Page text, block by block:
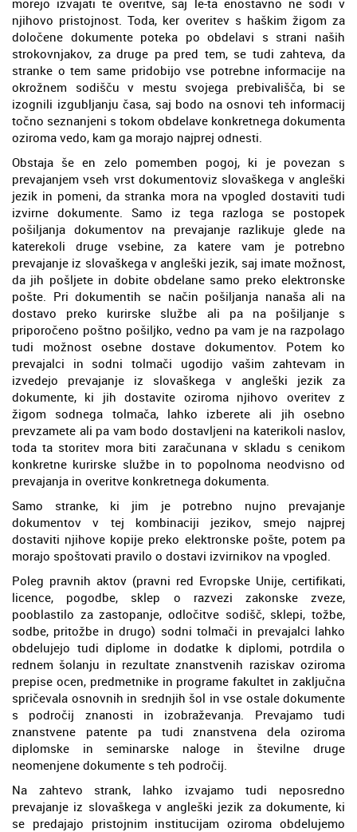
njihovo pristojnost. Toda, ker overitev s haškim žigom za
določene dokumente poteka po obdelavi s strani naših
strokovnjakov, za druge pa pred tem, se tudi zahteva, da
stranke o tem same pridobijo vse potrebne informacije na
okrožnem sodišču v mestu svojega prebivališča, bi se
izognili izgubljanju časa, saj bodo na osnovi teh informacij
točno seznanjeni s tokom obdelave konkretnega dokumenta
oziroma vedo, kam ga morajo najprej odnesti.
Obstaja še en zelo pomemben pogoj, ki je povezan s
prevajanjem vseh vrst dokumentoviz slovaškega v angleški
jezik in pomeni, da stranka mora na vpogled dostaviti tudi
izvirne dokumente. Samo iz tega razloga se postopek
pošiljanja dokumentov na prevajanje razlikuje glede na
katerekoli druge vsebine, za katere vam je potrebno
prevajanje iz slovaškega v angleški jezik, saj imate možnost,
da jih pošljete in dobite obdelane samo preko elektronske
pošte. Pri dokumentih se način pošiljanja nanaša ali na
dostavo preko kurirske službe ali pa na pošiljanje s
priporočeno poštno pošiljko, vedno pa vam je na razpolago
tudi možnost osebne dostave dokumentov. Potem ko
prevajalci in sodni tolmači ugodijo vašim zahtevam in
izvedejo prevajanje iz slovaškega v angleški jezik za
dokumente, ki jih dostavite oziroma njihovo overitev z
žigom sodnega tolmača, lahko izberete ali jih osebno
prevzamete ali pa vam bodo dostavljeni na katerikoli naslov,
toda ta storitev mora biti zaračunana v skladu s cenikom
konkretne kurirske službe in to popolnoma neodvisno od
prevajanja in overitve konkretnega dokumenta.
Samo stranke, ki jim je potrebno nujno prevajanje
dokumentov v tej kombinaciji jezikov, smejo najprej
dostaviti njihove kopije preko elektronske pošte, potem pa
morajo spoštovati pravilo o dostavi izvirnikov na vpogled.
Poleg pravnih aktov (pravni red Evropske Unije, certifikati,
licence, pogodbe, sklep o razvezi zakonske zveze,
pooblastilo za zastopanje, odločitve sodišč, sklepi, tožbe,
sodbe, pritožbe in drugo) sodni tolmači in prevajalci lahko
obdelujejo tudi diplome in dodatke k diplomi, potrdila o
rednem šolanju in rezultate znanstvenih raziskav oziroma
prepise ocen, predmetnike in programe fakultet in zaključna
spričevala osnovnih in srednjih šol in vse ostale dokumente
s področij znanosti in izobraževanja. Prevajamo tudi
znanstvene patente pa tudi znanstvena dela oziroma
diplomske in seminarske naloge in številne druge
neomenjene dokumente s teh področij.
Na zahtevo strank, lahko izvajamo tudi neposredno
prevajanje iz slovaškega v angleški jezik za dokumente, ki
se predajajo pristojnim institucijam oziroma obdelujemo